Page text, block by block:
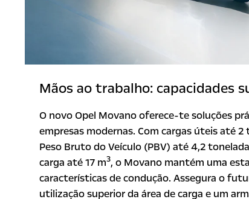
Mãos ao trabalho: capacidades
O novo Opel Movano oferece-te soluções
empresas modernas. Com cargas úteis até
Peso Bruto do Veículo (PBV) até 4,2
carga até 17 m3, o Movano mantém uma
características de condução. Assegura o
utilização superior da área de carga e um